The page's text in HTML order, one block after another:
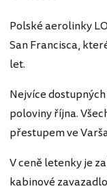
Polské aerolinky
San Francisca,
let.
Nejvíce
poloviny října.
přestupem ve
V ceně letenky je
kabinové